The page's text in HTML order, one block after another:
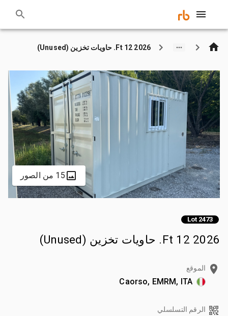
2026 12 Ft. حاويات تخزين (Unused)
15 من الصور
Lot 2473
2026 12 Ft. حاويات تخزين (Unused)
الموقع
Caorso, EMRM, ITA
الرقم التسلسلي